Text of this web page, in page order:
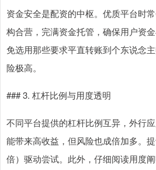
资金安全是配资的中枢。优质平台时
构合营，完满资金托管，确保用户资
免选用那些要求平直转账到个东说念
险极高。
### 3. 杠杆比例与用度透明
不同平台提供的杠杆比例互异，外行
能带来高收益，但风险也成倍加多。
倍）驱动尝试。此外，仔细阅读用度